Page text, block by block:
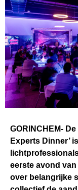
GORINCHEM-
Experts Dinner’
eerste avond
over belangrijke